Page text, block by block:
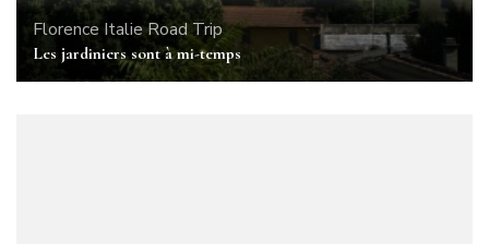
Florence ItalieRoad Trip
Les jardiniers sont à mi-temps